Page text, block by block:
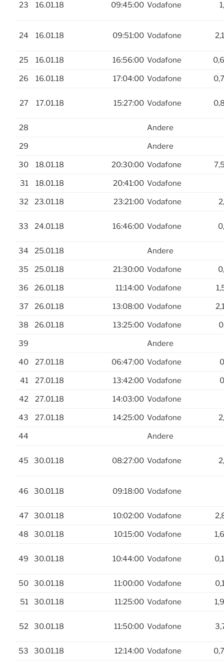
23 16.01.18 09:45:00 Vodafone
24 16.01.18 09:51:00 Vodafone
25 16.01.18 16:56:00 Vodafone
26 16.01.18 17:04:00 Vodafone
27 17.01.18 15:27:00 Vodafone
28 Andere
29 Andere
30 18.01.18 20:30:00 Vodafone
31 18.01.18 20:41:00 Vodafone
32 23.01.18 23:21:00 Vodafone
33 24.01.18 16:46:00 Vodafone
34 25.01.18 Andere
35 25.01.18 21:30:00 Vodafone
36 26.01.18 11:14:00 Vodafone
37 26.01.18 13:08:00 Vodafone
38 26.01.18 13:25:00 Vodafone
39 Andere
40 27.01.18 06:47:00 Vodafone
41 27.01.18 13:42:00 Vodafone
42 27.01.18 14:03:00 Vodafone
43 27.01.18 14:25:00 Vodafone
44 Andere
45 30.01.18 08:27:00 Vodafone
46 30.01.18 09:18:00 Vodafone
47 30.01.18 10:02:00 Vodafone
48 30.01.18 10:15:00 Vodafone
49 30.01.18 10:44:00 Vodafone
50 30.01.18 11:00:00 Vodafone
51 30.01.18 11:25:00 Vodafone
52 30.01.18 11:50:00 Vodafone
53 30.01.18 12:14:00 Vodafone